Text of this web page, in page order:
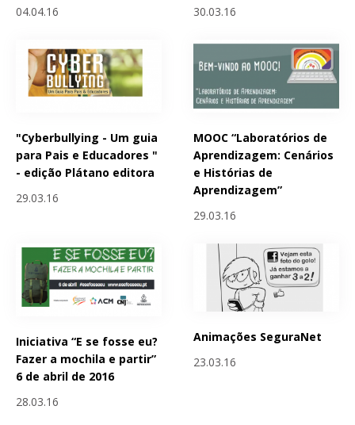
04.04.16
30.03.16
"Cyberbullying - Um guia
para Pais e Educadores "
- edição Plátano editora
29.03.16
MOOC “Laboratórios de
Aprendizagem: Cenários
e Histórias de
Aprendizagem”
29.03.16
Iniciativa “E se fosse eu?
Fazer a mochila e partir”
6 de abril de 2016
28.03.16
Animações SeguraNet
23.03.16